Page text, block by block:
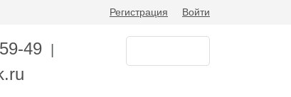
Регистрация Войти
49